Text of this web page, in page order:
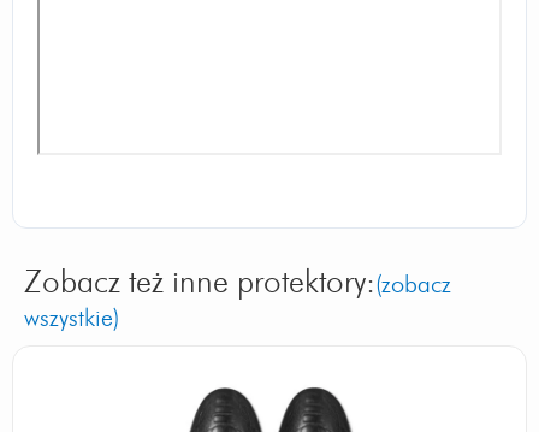
Zobacz też inne protektory:(zobacz
wszystkie)